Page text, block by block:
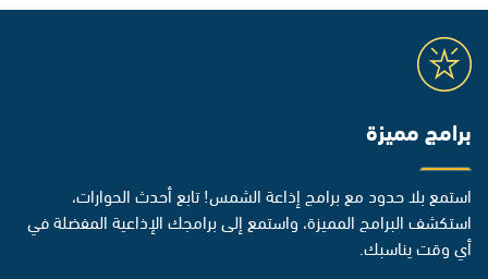
برامج مميزة
استمع بلا حدود مع برامج إذاعة الشمس! تابع أحدث الحوارات،
استكشف البرامج المميزة، واستمع إلى برامجك الإذاعية المفضلة في
أي وقت يناسبك.